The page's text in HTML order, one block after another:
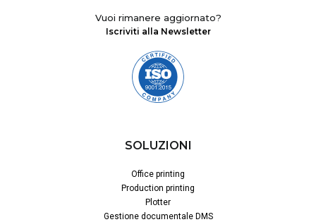
Vuoi rimanere aggiornato?
Iscriviti alla Newsletter
SOLUZIONI
Office printing
Production printing
Plotter
Gestione documentale DMS